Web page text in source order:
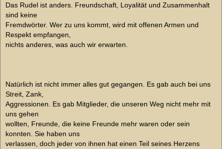
Das Rudel ist anders. Freundschaft, Loyalität und Zusammenhalt
sind keine
Fremdwörter. Wer zu uns kommt, wird mit offenen Armen und
Respekt empfangen,
nichts anderes, was auch wir erwarten.
Natürlich ist nicht immer alles gut gegangen. Es gab auch bei uns
Streit, Zank,
Aggressionen. Es gab Mitglieder, die unseren Weg nicht mehr mit
uns gehen
wollten, Freunde, die keine Freunde mehr waren oder sein
konnten. Sie haben uns
verlassen, doch jeder von ihnen hat einen Teil seines Herzens